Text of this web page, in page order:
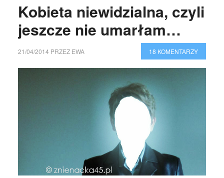
Kobieta niewidzialna, czyli
jeszcze nie umarłam…
21/04/2014 PRZEZ EWA 18 KOMENTARZY